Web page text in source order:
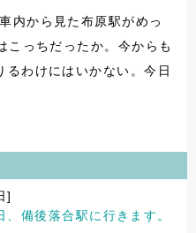
内から見た布原駅がめっ
こっちだったか。今からも
るわけにはいかない。今日
]
備後落合駅に行きます。